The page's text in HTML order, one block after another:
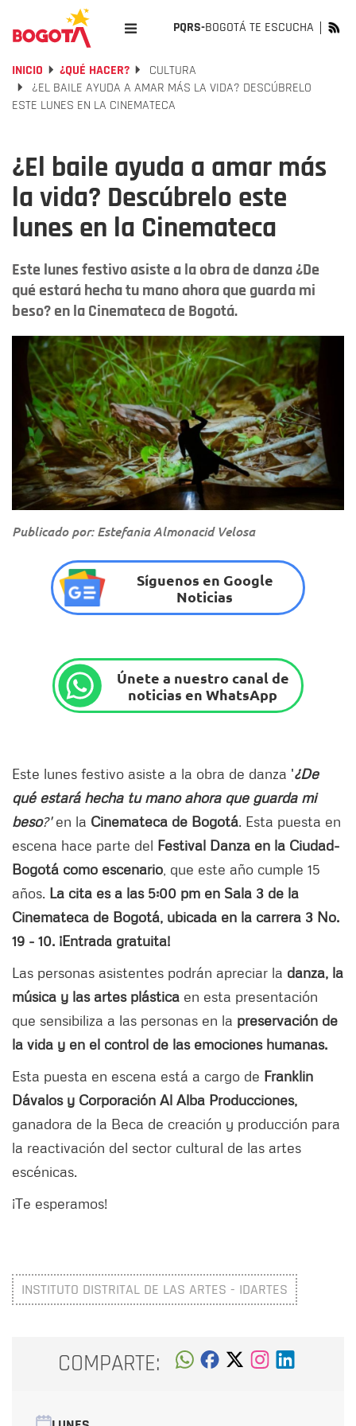
PQRS-BOGOTÁ TE ESCUCHA
INICIO ¿QUÉ HACER?
CULTURA
¿EL BAILE AYUDA A AMAR MÁS LA VIDA? DESCÚBRELO
ESTE LUNES EN LA CINEMATECA
¿El baile ayuda a amar más
la vida? Descúbrelo este
lunes en la Cinemateca
Este lunes festivo asiste a la obra de danza ¿De
qué estará hecha tu mano ahora que guarda mi
beso? en la Cinemateca de Bogotá.
Publicado por: Estefania Almonacid Velosa
Síguenos en Google
Noticias
Únete a nuestro canal de
noticias en WhatsApp
Este lunes festivo asiste a la obra de danza '¿De
qué estará hecha tu mano ahora que guarda mi
beso?'en la Cinemateca de Bogotá. Esta puesta en
escena hace parte del Festival Danza en la Ciudad-
Bogotá como escenario , que este año cumple 15
años. La cita es a las 5:00 pm en Sala 3 de la
Cinemateca de Bogotá, ubicada en la carrera 3 No.
19 - 10. ¡Entrada gratuita!
Las personas asistentes podrán apreciar la danza, la
música y las artes plástica en esta presentación
que sensibiliza a las personas en la preservación de
la vida y en el control de las emociones humanas.
Esta puesta en escena está a cargo de Franklin
Dávalos y Corporación Al Alba Producciones,
ganadora de la Beca de creación y producción para
la reactivación del sector cultural de las artes
escénicas.
¡Te esperamos!
INSTITUTO DISTRITAL DE LAS ARTES - IDARTES
COMPARTE: